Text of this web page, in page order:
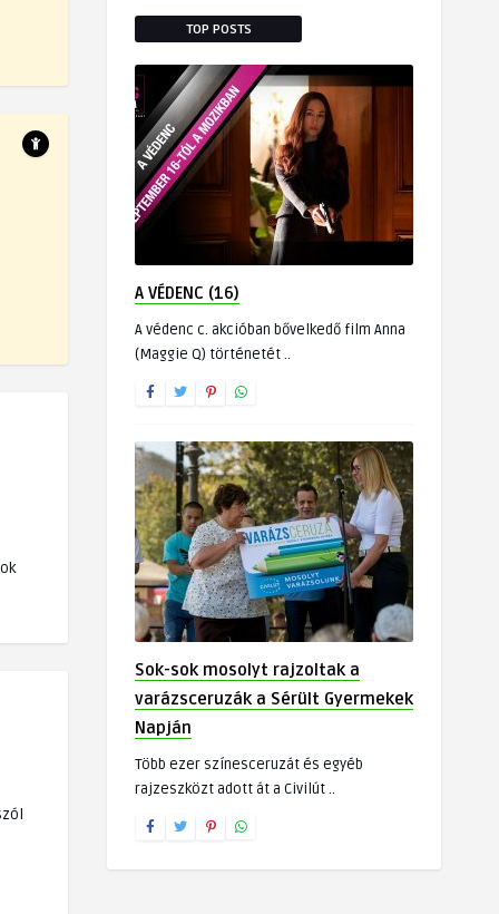
TOP POSTS
A VÉDENC (16)
A védenc c. akcióban bővelkedő film Anna
(Maggie Q) történetét ..
Sok-sok mosolyt rajzoltak a
varázsceruzák a Sérült Gyermekek
Napján
Több ezer színesceruzát és egyéb
rajzeszközt adott át a Civilút ..